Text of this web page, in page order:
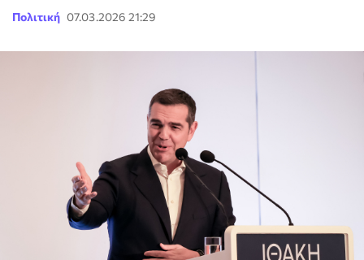
Πολιτική 07.03.2026 21:29